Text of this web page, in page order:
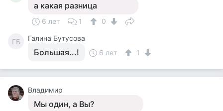
а какая разница
6 лет 1 0
ГБ Галина Бутусова
Большая...! 6 лет 1
Владимир
Мы один, а Вы?